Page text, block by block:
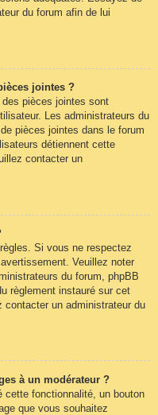
du forum afin de lui
jointes ?
pièces jointes sont
Les administrateurs du
pièces jointes dans le forum
détiennent cette
contacter un
Si vous ne respectez
Veuillez noter
du forum, phpBB
règlement instauré sur cet
contacter un administrateur du
à un modérateur ?
fonctionnalité, un bouton
que vous souhaitez